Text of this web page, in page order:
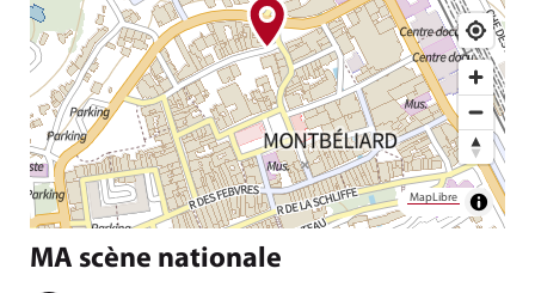
MapLibre
MA scène nationale